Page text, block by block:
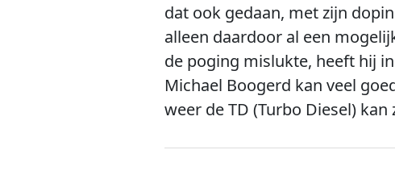
dat ook gedaan, met zijn
alleen daardoor al een
de poging mislukte, heeft hij
Michael Boogerd kan veel
weer de TD (Turbo Diesel)